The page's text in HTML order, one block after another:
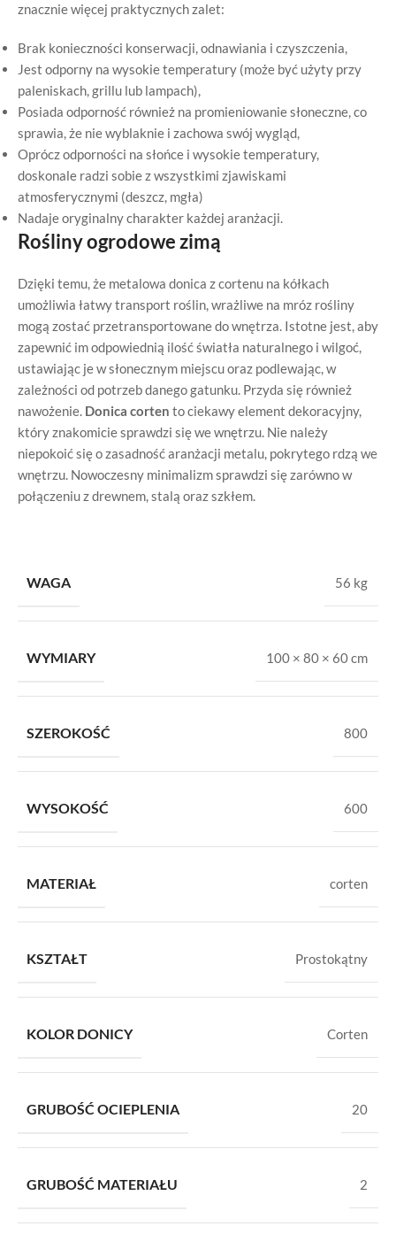
znacznie więcej praktycznych zalet:
Brak konieczności konserwacji, odnawiania i czyszczenia,
Jest odporny na wysokie temperatury (może być użyty przy
paleniskach, grillu lub lampach),
Posiada odporność również na promieniowanie słoneczne, co
sprawia, że nie wyblaknie i zachowa swój wygląd,
Oprócz odporności na słońce i wysokie temperatury,
doskonale radzi sobie z wszystkimi zjawiskami
atmosferycznymi (deszcz, mgła)
Nadaje oryginalny charakter każdej aranżacji.
Rośliny ogrodowe zimą
Dzięki temu, że metalowa donica z cortenu na kółkach
umożliwia łatwy transport roślin, wrażliwe na mróz rośliny
mogą zostać przetransportowane do wnętrza. Istotne jest, aby
zapewnić im odpowiednią ilość światła naturalnego i wilgoć,
ustawiając je w słonecznym miejscu oraz podlewając, w
zależności od potrzeb danego gatunku. Przyda się również
nawożenie. Donica corten to ciekawy element dekoracyjny,
który znakomicie sprawdzi się we wnętrzu. Nie należy
niepokoić się o zasadność aranżacji metalu, pokrytego rdzą we
wnętrzu. Nowoczesny minimalizm sprawdzi się zarówno w
połączeniu z drewnem, stalą oraz szkłem.
WAGA 56 kg
WYMIARY 100 × 80 × 60 cm
SZEROKOŚĆ 800
WYSOKOŚĆ 600
MATERIAŁ corten
KSZTAŁT Prostokątny
KOLOR DONICY Corten
GRUBOŚĆ OCIEPLENIA 20
GRUBOŚĆ MATERIAŁU 2